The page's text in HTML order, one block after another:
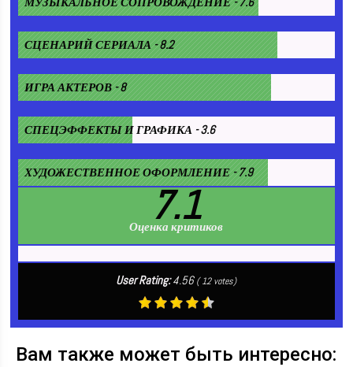
СЦЕНАРИЙ СЕРИАЛА - 8.2
ИГРА АКТЕРОВ - 8
СПЕЦЭФФЕКТЫ И ГРАФИКА - 3.6
ХУДОЖЕСТВЕННОЕ ОФОРМЛЕНИЕ - 7.9
7.1
Оценка критиков
User Rating:4.56 (12votes)
Вам также может быть интересно: